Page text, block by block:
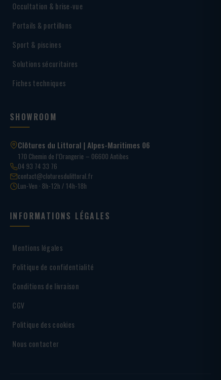
Occultation & brise-vue
Portails & portillons
Sport & piscines
Solutions sécuritaires
Fiches techniques
SHOWROOM
Clôtures du Littoral | Alpes-Maritimes 06
170 Chemin de l’Orangerie – 06600 Antibes
04 93 74 33 76
contact@cloturesdulittoral.fr
Lun-Ven · 8h-12h / 14h-18h
INFORMATIONS LÉGALES
Mentions légales
Politique de confidentialité
Conditions de livraison
CGV
Politique des cookies
Nous contacter